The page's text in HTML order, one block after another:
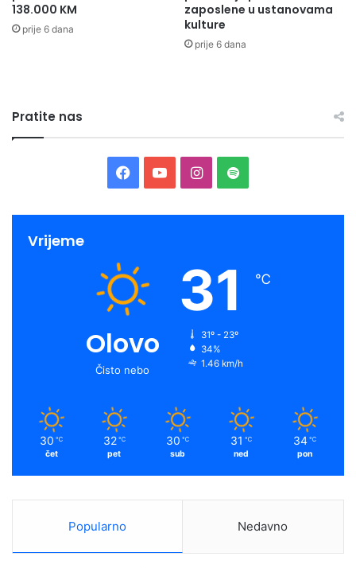
138.000 KM
prije 6 dana
zaposlene u ustanovama
kulture
prije 6 dana
Pratite nas
Facebook
YouTubeInstagram
Spotify
Vrijeme
Olovo
Čisto nebo
31 ℃
31º - 23º
34%
1.46 km/h
30 ℃
čet
32 ℃
pet
30 ℃
sub
31 ℃
ned
34 ℃
pon
Popularno Nedavno